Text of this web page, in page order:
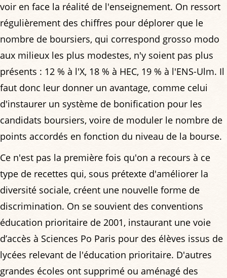
voir en face la réalité de l'enseignement. On ressort
régulièrement des chiffres pour déplorer que le
nombre de boursiers, qui correspond grosso modo
aux milieux les plus modestes, n'y soient pas plus
présents : 12 % à l'X, 18 % à HEC, 19 % à l'ENS-Ulm. Il
faut donc leur donner un avantage, comme celui
d'instaurer un système de bonification pour les
candidats boursiers, voire de moduler le nombre de
points accordés en fonction du niveau de la bourse.
Ce n'est pas la première fois qu'on a recours à ce
type de recettes qui, sous prétexte d'améliorer la
diversité sociale, créent une nouvelle forme de
discrimination. On se souvient des conventions
éducation prioritaire de 2001, instaurant une voie
d’accès à Sciences Po Paris pour des élèves issus de
lycées relevant de l'éducation prioritaire. D'autres
grandes écoles ont supprimé ou aménagé des